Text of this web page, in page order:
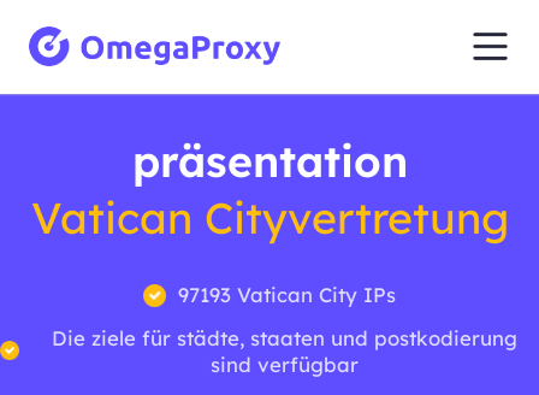
präsentation
Vatican Cityvertretung
97193 Vatican City IPs
Die ziele für städte, staaten und postkodierung
sind verfügbar